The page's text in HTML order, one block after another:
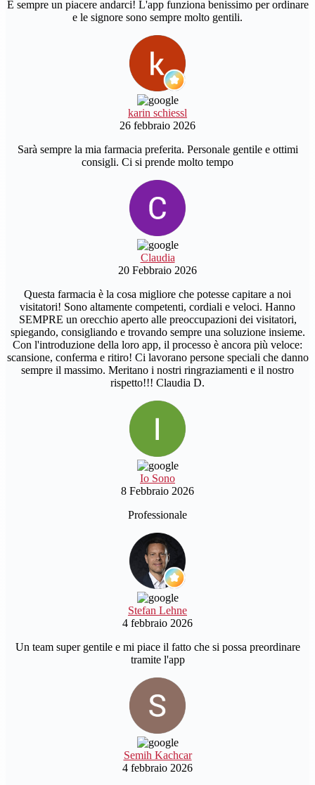
È sempre un piacere andarci! L'app funziona benissimo per ordinare
e le signore sono sempre molto gentili.
karin schiessl
26 febbraio 2026
Sarà sempre la mia farmacia preferita. Personale gentile e ottimi
consigli. Ci si prende molto tempo
Claudia
20 Febbraio 2026
Questa farmacia è la cosa migliore che potesse capitare a noi
visitatori! Sono altamente competenti, cordiali e veloci. Hanno
SEMPRE un orecchio aperto alle preoccupazioni dei visitatori,
spiegando, consigliando e trovando sempre una soluzione insieme.
Con l'introduzione della loro app, il processo è ancora più veloce:
scansione, conferma e ritiro! Ci lavorano persone speciali che danno
sempre il massimo. Meritano i nostri ringraziamenti e il nostro
rispetto!!! Claudia D.
Io Sono
8 Febbraio 2026
Professionale
Stefan Lehne
4 febbraio 2026
Un team super gentile e mi piace il fatto che si possa preordinare
tramite l'app
Semih Kachcar
4 febbraio 2026